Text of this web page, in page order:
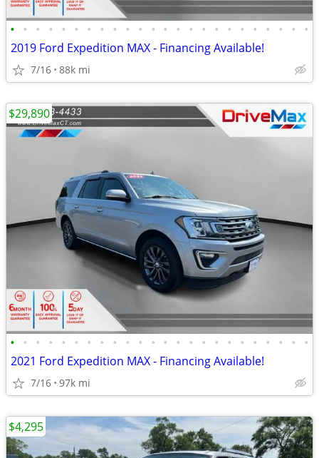
• • • • • • • • • • • • • • • • • • • • • • • •
2019 Ford Expedition MAX - Financing Available!
7/16 88k mi
• • • • • • • • • • • • • • • • • • • • • • • •
2021 Ford Expedition MAX - Financing Available!
7/16 97k mi
$29,890
$4,295